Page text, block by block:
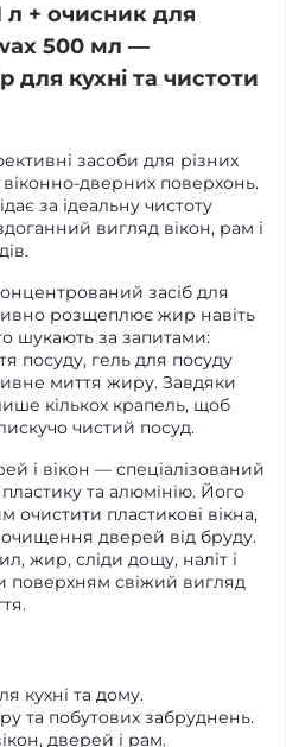
л + очисник для
500 мл —
для кухні та чистоти
засоби для різних
дверних поверхонь.
за ідеальну чистоту
вигляд вікон, рам і
засіб для
розщеплює жир навіть
шукають за запитами:
посуду, гель для посуду
миття жиру. Завдяки
кількох крапель, щоб
чистий посуд.
і вікон — спеціалізований
та алюмінію. Його
очистити пластикові вікна,
дверей від бруду.
жир, сліди дощу, наліт і
поверхням свіжий вигляд
кухні та дому.
та побутових забруднень.
дверей і рам.